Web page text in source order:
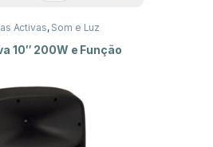
Activas, Som e Luz
10″ 200W e Função